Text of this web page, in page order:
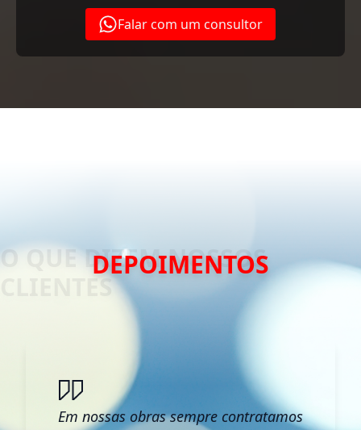
Falar com um consultor
DEPOIMENTOS
Em nossas obras sempre contratamos